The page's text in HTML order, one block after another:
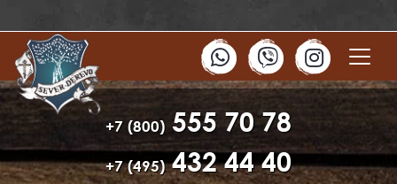
+7 (800) 555 70 78
+7 (495)432 44 40